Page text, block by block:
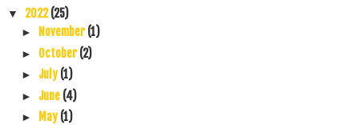
▼ 2022(25)
► November(1)
► October(2)
► July (1)
► June (4)
► May (1)